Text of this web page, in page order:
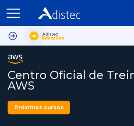
Centro Oficial de
AWS
Próximos cursos